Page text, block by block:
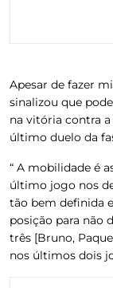
Apesar de fazer
sinalizou que
na vitória contra a
último duelo da
“ A mobilidade é
último jogo nos
tão bem definida
posição para não
três [Bruno,
nos últimos dois